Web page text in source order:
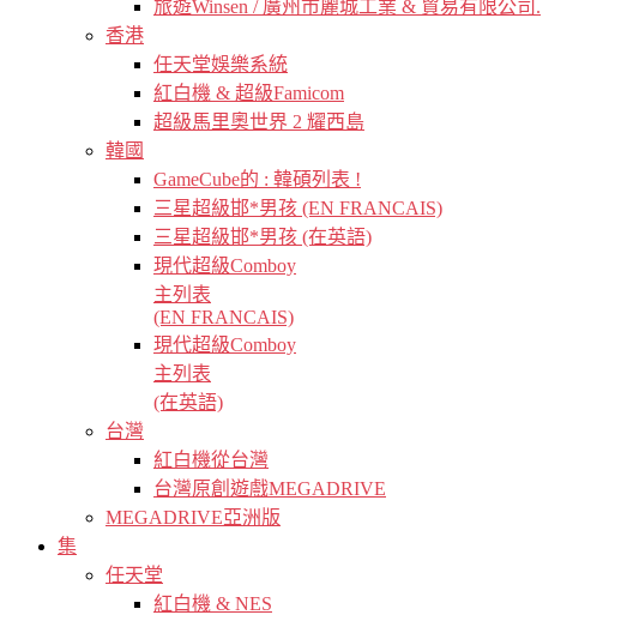
旅遊Winsen / 廣州市麗城工業 & 貿易有限公司.
香港
任天堂娛樂系統
紅白機 & 超級Famicom
超級馬里奧世界 2 耀西島
韓國
GameCube的 : 韓碩列表 !
三星超級邯*男孩 (EN FRANCAIS)
三星超級邯*男孩 (在英語)
現代超級Comboy
主列表
(EN FRANCAIS)
現代超級Comboy
主列表
(在英語)
台灣
紅白機從台灣
台灣原創遊戲MEGADRIVE
MEGADRIVE亞洲版
集
任天堂
紅白機 & NES